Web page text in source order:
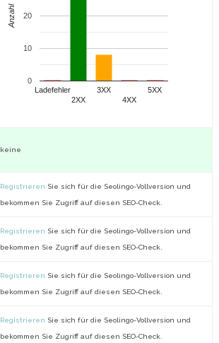
Ladefehler
2XX
3XX
4XX
5XX
0
10
20
Anzahl
keine
Registrieren Sie sich für die Seolingo-Vollversion und
bekommen Sie Zugriff auf diesen SEO-Check.
Registrieren Sie sich für die Seolingo-Vollversion und
bekommen Sie Zugriff auf diesen SEO-Check.
Registrieren Sie sich für die Seolingo-Vollversion und
bekommen Sie Zugriff auf diesen SEO-Check.
Registrieren Sie sich für die Seolingo-Vollversion und
bekommen Sie Zugriff auf diesen SEO-Check.